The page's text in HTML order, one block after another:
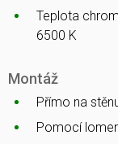
Teplota
6500 K
Montáž
Přímo na
Pomocí